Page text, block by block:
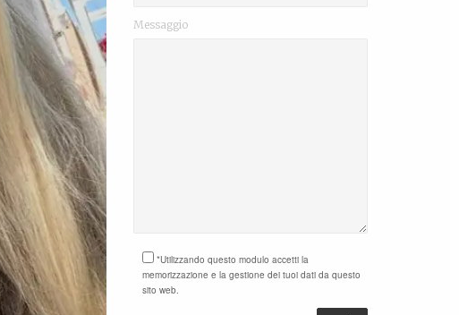
Messaggio
*Utilizzando questo modulo accetti la
memorizzazione e la gestione dei tuoi dati da questo
sito web.